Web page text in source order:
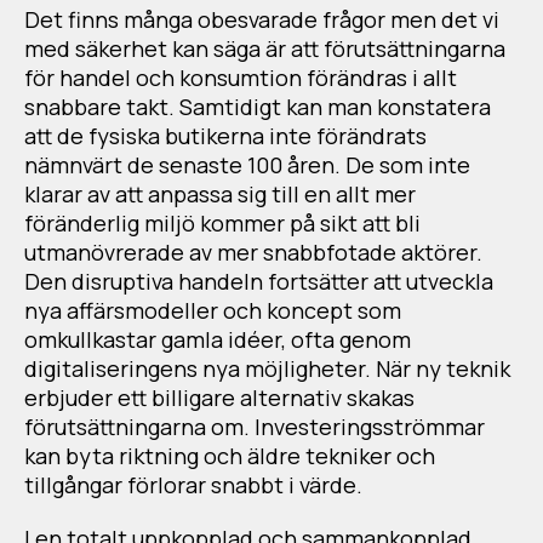
Det finns många obesvarade frågor men det vi
med säkerhet kan säga är att förutsättningarna
för handel och konsumtion förändras i allt
snabbare takt. Samtidigt kan man konstatera
att de fysiska butikerna inte förändrats
nämnvärt de senaste 100 åren. De som inte
klarar av att anpassa sig till en allt mer
föränderlig miljö kommer på sikt att bli
utmanövrerade av mer snabbfotade aktörer.
Den disruptiva handeln fortsätter att utveckla
nya affärsmodeller och koncept som
omkullkastar gamla idéer, ofta genom
digitaliseringens nya möjligheter. När ny teknik
erbjuder ett billigare alternativ skakas
förutsättningarna om. Investeringsströmmar
kan byta riktning och äldre tekniker och
tillgångar förlorar snabbt i värde.